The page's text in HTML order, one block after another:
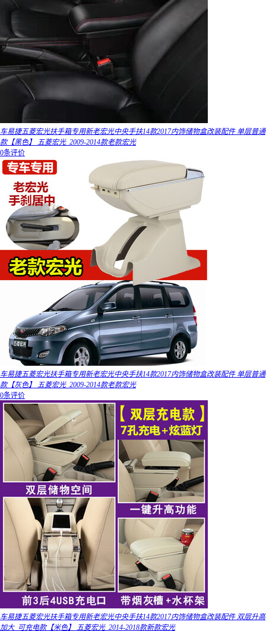
车易捷五菱宏光扶手箱专用新老宏光中央手扶14款2017内饰储物盒改装配件 单层普通
款【黑色】 五菱宏光_2009-2014款老款宏光
0条评价
车易捷五菱宏光扶手箱专用新老宏光中央手扶14款2017内饰储物盒改装配件 单层普通
款【灰色】 五菱宏光_2009-2014款老款宏光
0条评价
车易捷五菱宏光扶手箱专用新老宏光中央手扶14款2017内饰储物盒改装配件 双层升高
加大_可充电款【米色】 五菱宏光_2014-2018款新款宏光